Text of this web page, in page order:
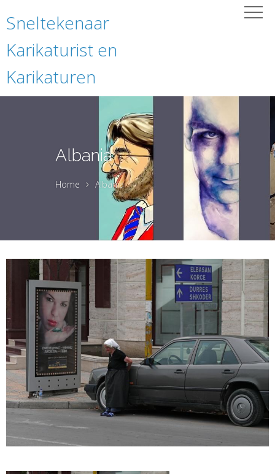
Sneltekenaar
Karikaturist en
Karikaturen
Albania
Home Albania